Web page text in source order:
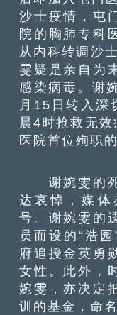
沙士疫情，屯
院的胸肺专科
从内科转调沙
雯疑是亲自为
感染病毒。谢
月15日转入深
晨4时抢救无
医院首位殉职
谢婉雯的死
达哀悼，媒体
号。谢婉雯的
员而设的“浩
府追授金英勇
女性。此外，
婉雯，亦决定
训的基金，命